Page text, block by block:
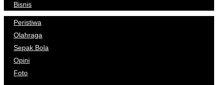
Bisnis
Peristiwa
Olahraga
Sepak Bola
Opini
Foto